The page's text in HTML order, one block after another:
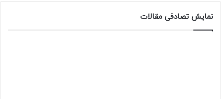
س
ب
ی
ت
ی
پ
نمایش تصادفی مقالات